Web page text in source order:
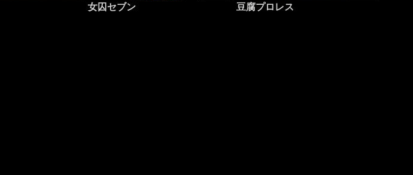
女囚セブン 豆腐プロレス